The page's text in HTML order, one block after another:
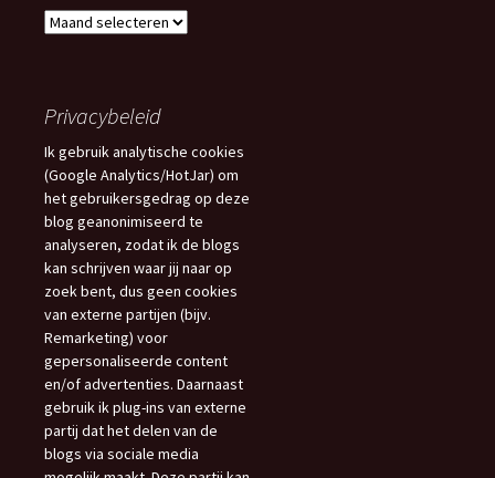
Archief
Privacybeleid
Ik gebruik analytische cookies
(Google Analytics/HotJar) om
het gebruikersgedrag op deze
blog geanonimiseerd te
analyseren, zodat ik de blogs
kan schrijven waar jij naar op
zoek bent, dus geen cookies
van externe partijen (bijv.
Remarketing) voor
gepersonaliseerde content
en/of advertenties. Daarnaast
gebruik ik plug-ins van externe
partij dat het delen van de
blogs via sociale media